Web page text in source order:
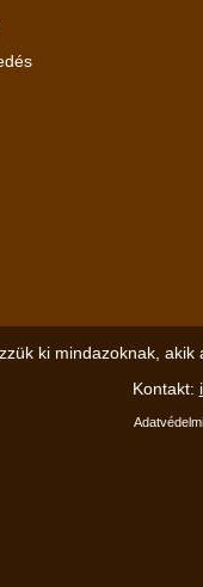
ki mindazoknak,
Kontakt: